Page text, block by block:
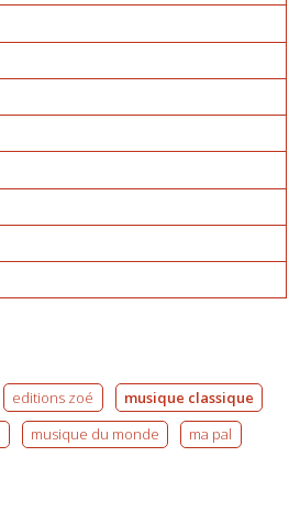
editions zoé
musique classique
musique du monde
ma pal